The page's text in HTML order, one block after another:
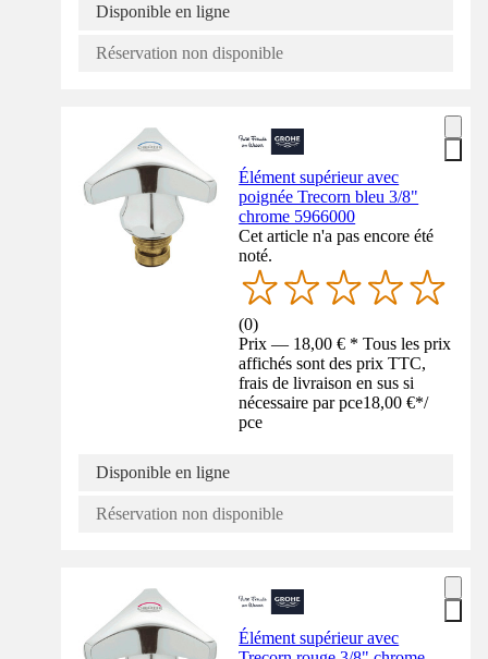
Disponible en ligne
Réservation non disponible
Élément supérieur avec
poignée Trecorn bleu 3/8"
chrome 5966000
Cet article n'a pas encore été
noté.
(0)
Prix — 18,00 € * Tous les prix
affichés sont des prix TTC,
frais de livraison en sus si
nécessaire par pce18,00 €*/
pce
Disponible en ligne
Réservation non disponible
Élément supérieur avec